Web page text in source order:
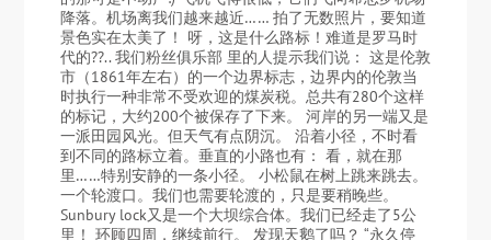
降落。机场离我们越来越近…… 拍了无数照片，要知道
景色实在太美了！ 呀，这是什么路标！难道是罗马时
代的??.. 我们粉丝俱乐部 里的人提示我们说： 这是伦敦
市（1861年左右）的一个边界标志，边界内的伦敦当
时执行一种非常不受欢迎的煤炭税。总共有280个这样
的标记，大约200个被保存了下来。 河岸的另一端又是
一派田园风光。但天气有点阴沉。 沿着小径，不时看
到不同的路标立着。垂直的小路也有： 看，就在那
里……特别安静的一条小径。 小松鼠在树上跳来跳去。
一个轮渡口。我们也需要轮渡的，只是要稍晚些。
Sunbury lock又是一个大坝综合体。我们已经走了5公
里！ 环顾四周，继续前行。 发现天鹅了吗？ “永久停